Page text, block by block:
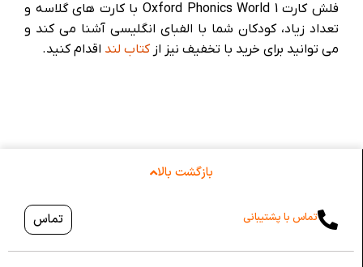
فلش کارت Oxford Phonics World 1 با کارت های گلاسه و
تعداد زیاد، کودکان شما با الفبای انگلیسی آشنا می کند و
می توانید برای خرید با تخفیف نیز ازکتاب لند اقدام کنید.
بازگشت بالا
تماس با پشتیبانی تماس